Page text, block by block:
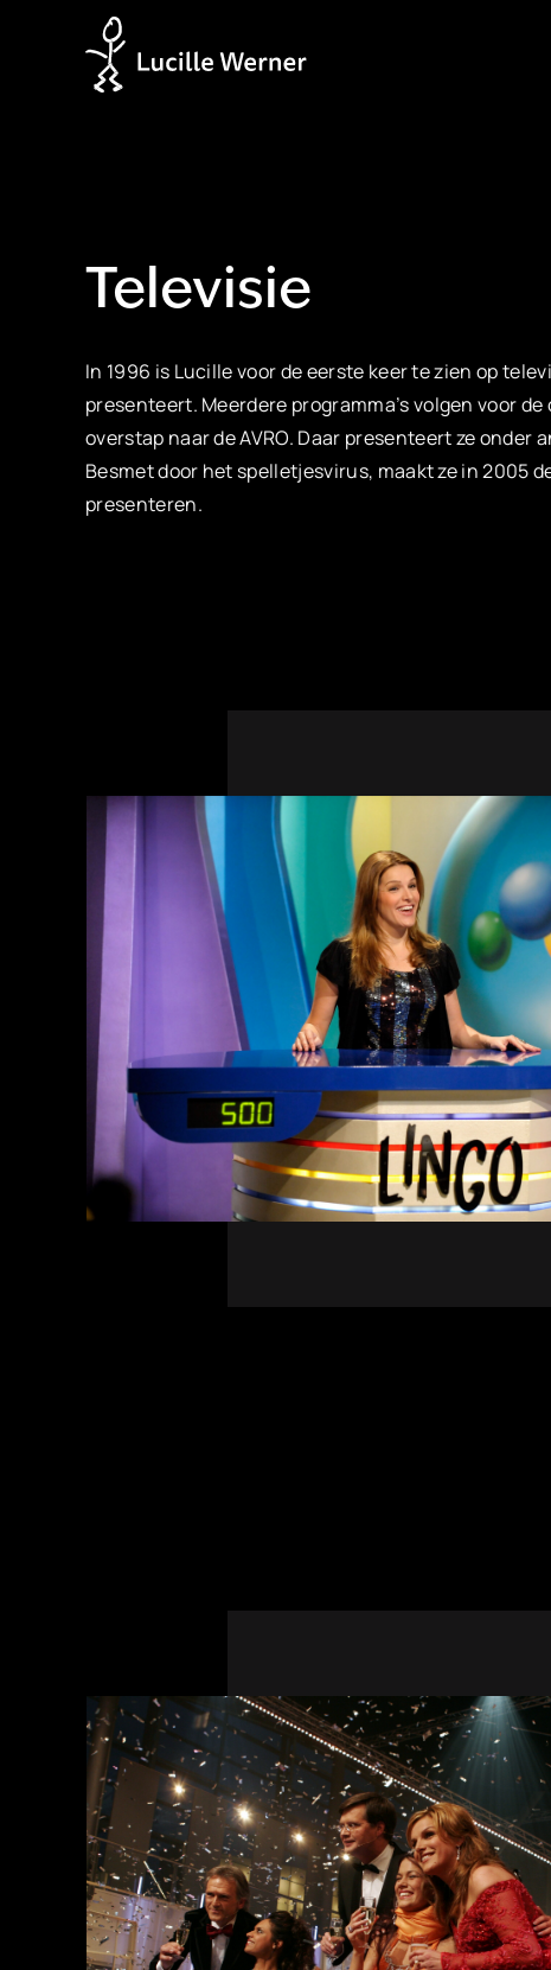
Televisie
In 1996 is Lucille voor de eerste keer te zien op
presenteert. Meerdere programma’s volgen voor
overstap naar de AVRO. Daar presenteert ze onder
Besmet door het spelletjesvirus, maakt ze in 2005
presenteren.